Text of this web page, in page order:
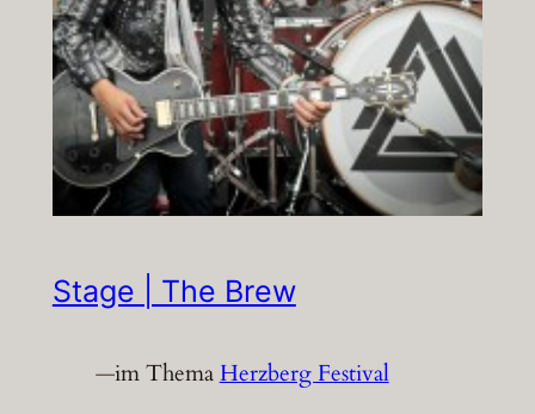
Stage | The Brew
—im ThemaHerzberg Festival